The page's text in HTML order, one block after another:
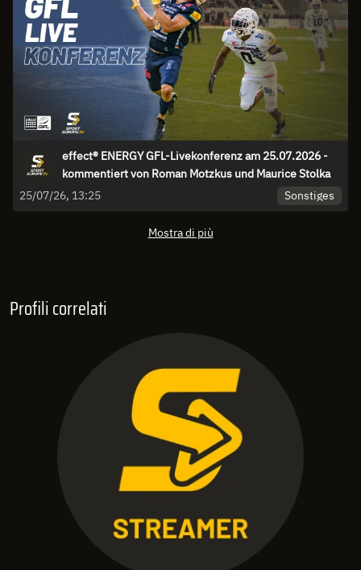
effect® ENERGY GFL-Livekonferenz am 25.07.2026 -
kommentiert von Roman Motzkus und Maurice Stolka
25/07/26, 13:25
Sonstiges
Mostra di più
Profili correlati